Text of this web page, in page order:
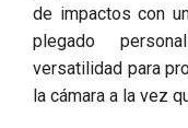
de impactos con
plegado
versatilidad para
la cámara a la vez